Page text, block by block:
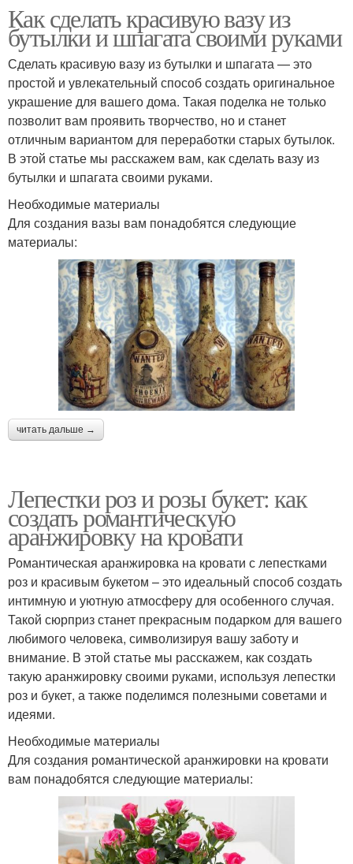
Как сделать красивую вазу из
бутылки и шпагата своими руками
Сделать красивую вазу из бутылки и шпагата — это
простой и увлекательный способ создать оригинальное
украшение для вашего дома. Такая поделка не только
позволит вам проявить творчество, но и станет
отличным вариантом для переработки старых бутылок.
В этой статье мы расскажем вам, как сделать вазу из
бутылки и шпагата своими руками.
Необходимые материалы
Для создания вазы вам понадобятся следующие
материалы:
читать дальше →
Лепестки роз и розы букет: как
создать романтическую
аранжировку на кровати
Романтическая аранжировка на кровати с лепестками
роз и красивым букетом – это идеальный способ создать
интимную и уютную атмосферу для особенного случая.
Такой сюрприз станет прекрасным подарком для вашего
любимого человека, символизируя вашу заботу и
внимание. В этой статье мы расскажем, как создать
такую аранжировку своими руками, используя лепестки
роз и букет, а также поделимся полезными советами и
идеями.
Необходимые материалы
Для создания романтической аранжировки на кровати
вам понадобятся следующие материалы: